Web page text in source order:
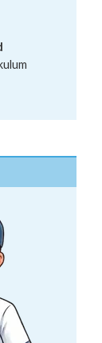
M.Sn